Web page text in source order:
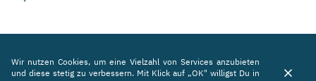
Mo – Do 9 – 15 Uhr, Fr 9 – 13 Uhr
+49 761 76 99 33 00
Wir nutzen Cookies, um eine Vielzahl von Services anzubieten
und diese stetig zu verbessern. Mit Klick auf „OK" willigst Du in